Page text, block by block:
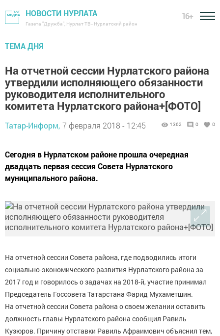
НОВОСТИ НУРЛАТА
Газета "Дружба", Нурлат ТВ - Нурлатский район
16+
ТЕМА ДНЯ
На отчетной сессии Нурлатского района
утвердили исполняющего обязанности
руководителя исполнительного
комитета Нурлатского района+[ФОТО]
Татар-Информ, 7 февраля 2018 - 12:45 1362 0 0
Сегодня в Нурлатском районе прошла очередная
двадцать первая сессия Совета Нурлатского
муниципального района.
На отчетной сессии Совета района, где подводились итоги
социально-экономического развития Нурлатского района за
2017 год и говорилось о задачах на 2018-й, участие принимал
Председатель Госсовета Татарстана Фарид Мухаметшин.
На отчетной сессии Совета района о своем желании оставить
должность главы Нурлатского района сообщил Равиль
Кузюров. Причину отставки Равиль Афраимович объяснил тем,